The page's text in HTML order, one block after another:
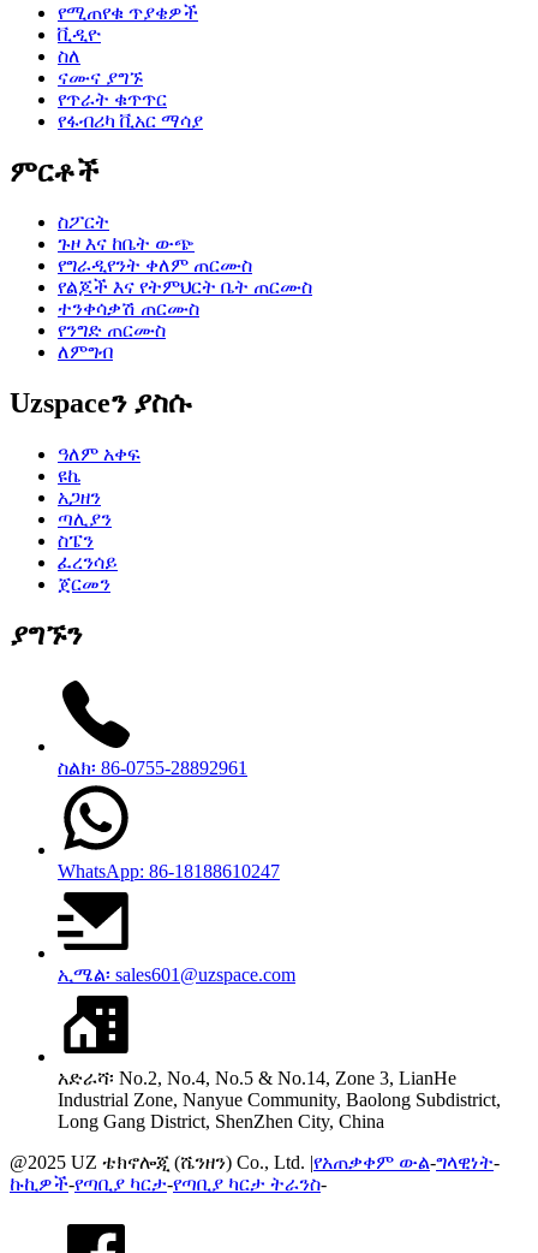
የሚጠየቁ ጥያቄዎች
ቪዲዮ
ስለ
ናሙና ያግኙ
የጥራት ቁጥጥር
የፋብሪካ ቪአር ማሳያ
ምርቶች
ስፖርት
ጉዞ እና ከቤት ውጭ
የግራዲየንት ቀለም ጠርሙስ
የልጆች እና የትምህርት ቤት ጠርሙስ
ተንቀሳቃሽ ጠርሙስ
የንግድ ጠርሙስ
ለምግብ
Uzspaceን ያስሱ
ዓለም አቀፍ
ዩኬ
አጋዘን
ጣሊያን
ስፔን
ፈረንሳይ
ጀርመን
ያግኙን
ስልክ፡ 86-0755-28892961
WhatsApp: 86-18188610247
ኢሜል፡ sales601@uzspace.com
አድራሻ፡ No.2, No.4, No.5 & No.14, Zone 3, LianHe
Industrial Zone, Nanyue Community, Baolong Subdistrict,
Long Gang District, ShenZhen City, China
@2025 UZ ቴክኖሎጂ (ሼንዘን) Co., Ltd. |የአጠቃቀም ውል-ግላዊነት-
ኩኪዎች-የጣቢያ ካርታ-የጣቢያ ካርታ ትራንስ-